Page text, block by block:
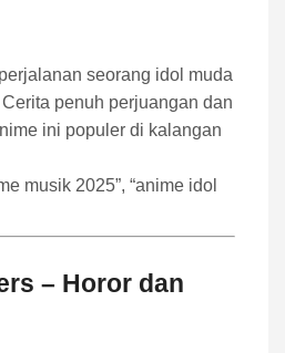
seorang idol muda
penuh perjuangan dan
ini populer di kalangan
musik 2025”, “anime idol
– Horor dan